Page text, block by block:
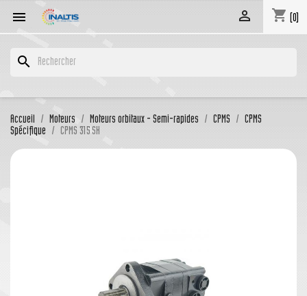
 shopping_cart (0)

search
Accueil Moteurs Moteurs orbitaux - Semi-rapides CPMS
CPMS
Spécifique
CPMS 315 SH